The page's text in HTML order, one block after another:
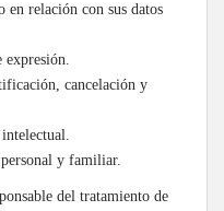
en relación con sus datos
expresión.
cancelación y
y familiar.
del tratamiento de